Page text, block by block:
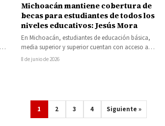
Michoacán mantiene cobertura de
becas para estudiantes de todos los
niveles educativos: Jesús Mora
En Michoacán, estudiantes de educación básica,
media superior y superior cuentan con acceso a
distintos programas de becas, una condición…
8 de junio de 2026
1 2 3 4 Siguiente »